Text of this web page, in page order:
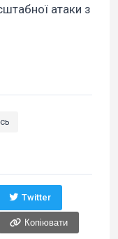
атаки з
Twitter
Копіювати